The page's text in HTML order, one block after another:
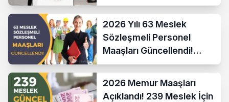
2026 Yılı 63 Meslek
Sözleşmeli Personel
Maaşları Güncellendi!
Hesaplama Formülü ve
2026 Memur Maaşları
Açıklandı! 239 Meslek İçin